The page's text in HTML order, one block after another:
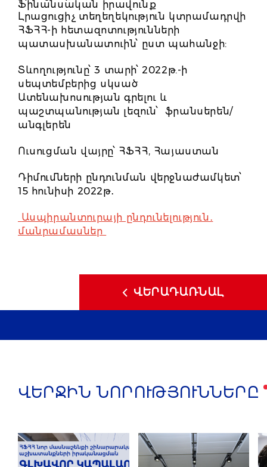
Ֆինանսական իրավունք
Լրացուցիչ տեղեղեկություն կտրամադրվի
ՀՖՀՀ-ի հետազոտությունների
պատասխանատուին՝ ըստ պահանջի:
Տևողությունը՝ 3 տարի՝ 2022թ.-ի
սեպտեմբերից սկսած
Ատենախոսության գրելու և
պաշտպանության լեզուն՝ ֆրանսերեն/
անգլերեն
Ուսուցման վայրը՝ ՀՖՀՀ, Հայաստան
Դիմումների ընդունման վերջնաժամկետ՝
15 հունիսի 2022թ․
Ասպիրանտուրայի ընդունելություն․
մանրամասներ
ՎԵՐԱԴԱՌՆԱԼ
ՎԵՐՋԻՆ ՆՈՐՈՒԹՅՈՒՆՆԵՐԸ